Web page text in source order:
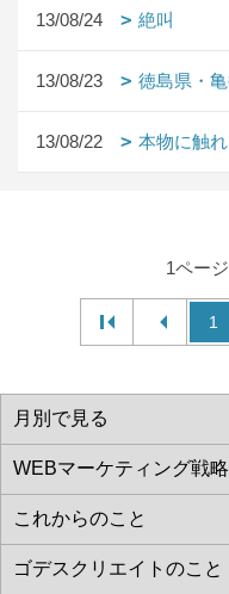
13/08/24 絶叫
13/08/23 徳島県・
13/08/22 本物に触
1ペー
1